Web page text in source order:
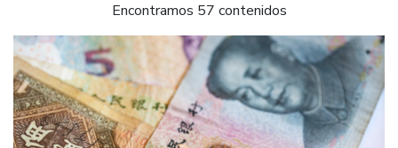
Encontramos 57 contenidos